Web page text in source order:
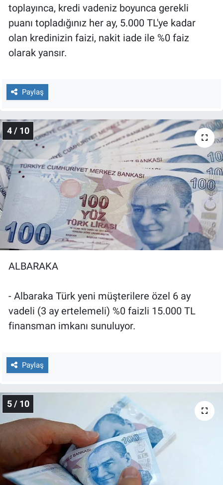
toplayınca, kredi vadeniz boyunca gerekli
puanı topladığınız her ay, 5.000 TL'ye kadar
olan kredinizin faizi, nakit iade ile %0 faiz
olarak yansır.
Paylaş
4 / 10
ALBARAKA
- Albaraka Türk yeni müşterilere özel 6 ay
vadeli (3 ay ertelemeli) %0 faizli 15.000 TL
finansman imkanı sunuluyor.
Paylaş
5 / 10